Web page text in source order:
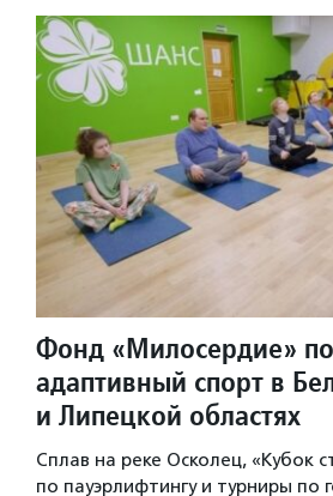
Фонд «Милосердие»
адаптивный спорт в
и Липецкой областях
Сплав на реке Осколец, «Кубок
по пауэрлифтингу и турниры по